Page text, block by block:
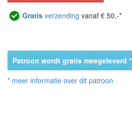
Gratis verzending vanaf € 50,-*
Patroon wordt gratis meegeleverd *
* meer informatie over dit patroon